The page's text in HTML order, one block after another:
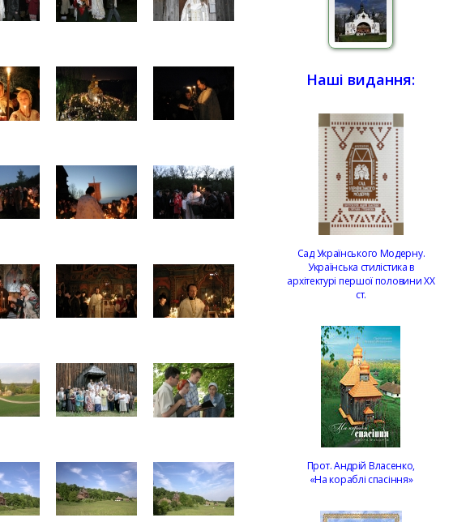
Наші видання:
Сад Українського Модерну.
Українська стилістика в
архітектурі першої половини ХХ
ст.
Прот. Андрій Власенко,
«На кораблі спасіння»